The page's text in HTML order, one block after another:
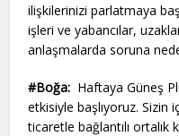
ilişkilerinizi parlatmaya
işleri ve yabancılar,
anlaşmalarda soruna
#Boğa: Haftaya Güneş
etkisiyle başlıyoruz. Sizin
ticaretle bağlantılı